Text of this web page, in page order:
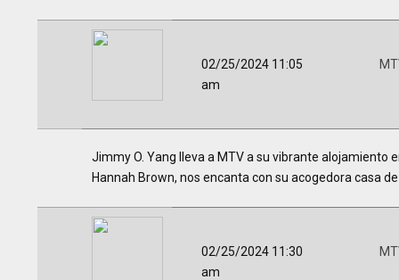
02/25/2024 11:05
am
Jimmy O. Yang lleva a MTV a su vibrante alojamiento
Hannah Brown, nos encanta con su acogedora casa
02/25/2024 11:30
am